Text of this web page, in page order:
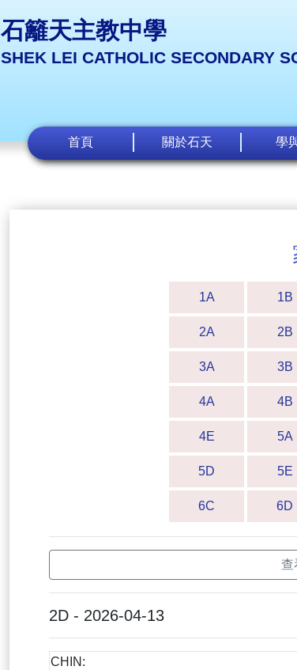
石籬天主教中學
SHEK LEI CATHOLIC SECONDARY
首頁 關於石天 學
1A 1B
2A 2B
3A 3B
4A 4B
4E 5A
5D 5E
6C 6D
查
2D - 2026-04-13
CHIN: